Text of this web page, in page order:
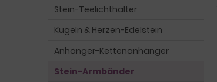
Stein-Teelichthalter
Kugeln & Herzen-Edelstein
Anhänger-Kettenanhänger
Stein-Armbänder